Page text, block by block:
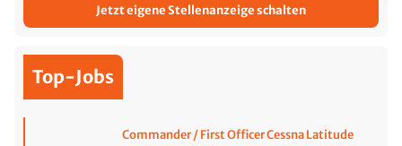
Jetzt eigene Stellenanzeige schalten
Top-Jobs
Commander / First Officer Cessna Latitude